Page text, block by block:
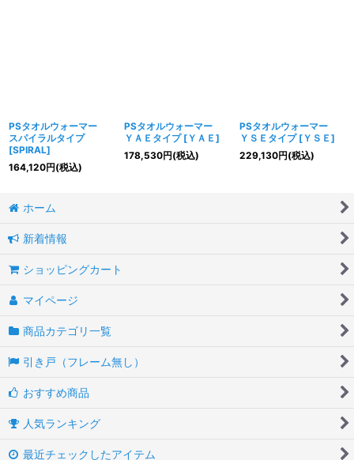
PSタオルウォーマー
スパイラルタイプ
[SPIRAL]
164,120円(税込)
PSタオルウォーマー
ＹＡＥタイプ [ＹＡＥ]
178,530円(税込)
PSタオルウォーマー
ＹＳＥタイプ [ＹＳＥ]
229,130円(税込)
ホーム
新着情報
ショッピングカート
マイページ
商品カテゴリ一覧
引き戸（フレーム無し）
おすすめ商品
人気ランキング
最近チェックしたアイテム